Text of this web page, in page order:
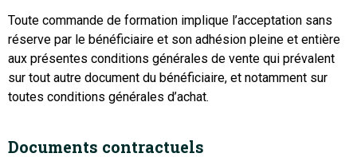
Toute commande de formation implique l’acceptation sans
réserve par le bénéficiaire et son adhésion pleine et entière
aux présentes conditions générales de vente qui prévalent
sur tout autre document du bénéficiaire, et notamment sur
toutes conditions générales d’achat.
Documents contractuels